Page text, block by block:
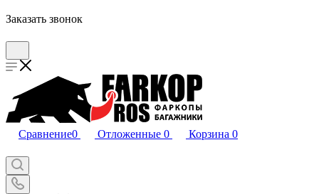
Заказать звонок
Сравнение0 Отложенные 0 Корзина 0